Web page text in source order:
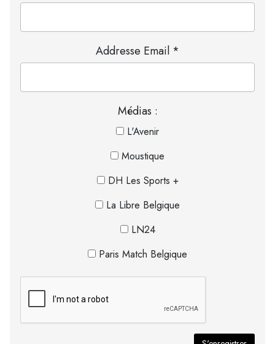
Addresse Email *
Médias :
L'Avenir
Moustique
DH Les Sports +
La Libre Belgique
LN24
Paris Match Belgique